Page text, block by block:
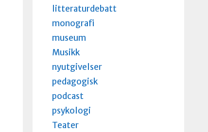
litteraturdebatt
monografi
museum
Musikk
nyutgivelser
pedagogisk
podcast
psykologi
Teater